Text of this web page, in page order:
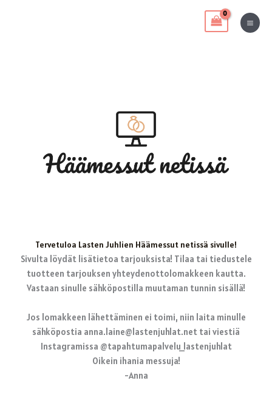
Tervetuloa Lasten Juhlien Häämessut netissä sivulle!
Sivulta löydät lisätietoa tarjouksista! Tilaa tai tiedustele
tuotteen tarjouksen yhteydenottolomakkeen kautta.
Vastaan sinulle sähköpostilla muutaman tunnin sisällä!
Jos lomakkeen lähettäminen ei toimi, niin laita minulle
sähköpostia anna.laine@lastenjuhlat.net tai viestiä
Instagramissa @tapahtumapalvelu_lastenjuhlat
Oikein ihania messuja!
-Anna